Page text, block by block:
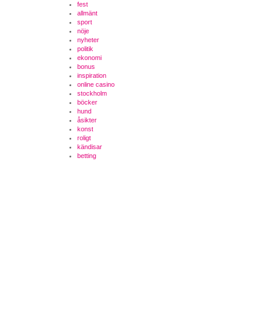
fest
allmänt
sport
nöje
nyheter
politik
ekonomi
bonus
inspiration
online casino
stockholm
böcker
hund
åsikter
konst
roligt
kändisar
betting